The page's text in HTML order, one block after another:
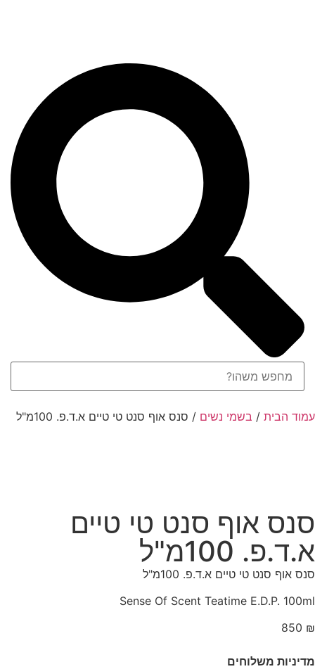
עמוד הבית / בשמי נשים / סנס אוף סנט טי טיים א.ד.פ. 100מ"ל
סנס אוף סנט טי טיים
א.ד.פ. 100מ"ל
סנס אוף סנט טי טיים א.ד.פ. 100מ"ל
Sense Of Scent Teatime E.D.P. 100ml
850 ₪
מדיניות משלוחים